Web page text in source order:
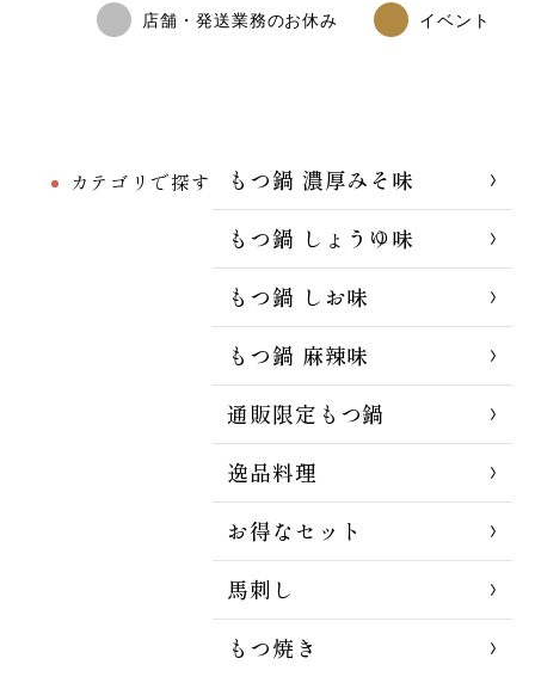
カテゴリで探す
もつ鍋 濃厚みそ味
もつ鍋 しょうゆ味
もつ鍋 しお味
もつ鍋 麻辣味
通販限定もつ鍋
逸品料理
お得なセット
馬刺し
もつ焼き
店舗・発送業務のお休み イベント